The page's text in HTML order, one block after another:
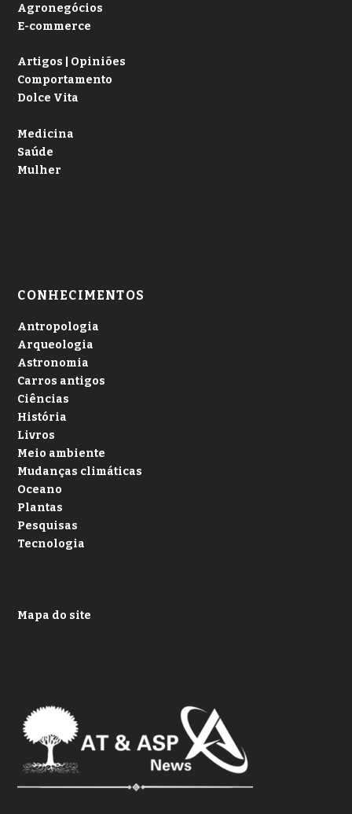
Agronegócios
E-commerce
Artigos | Opiniões
Comportamento
Dolce Vita
Medicina
Saúde
Mulher
CONHECIMENTOS
Antropologia
Arqueologia
Astronomia
Carros antigos
Ciências
História
Livros
Meio ambiente
Mudanças climáticas
Oceano
Plantas
Pesquisas
Tecnologia
Mapa do site